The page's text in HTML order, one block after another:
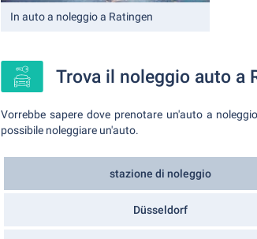
In auto a noleggio a Ratingen
Trova il noleggio auto a
Vorrebbe sapere dove prenotare un'auto a
possibile noleggiare un'auto.
stazione di noleggio
Düsseldorf